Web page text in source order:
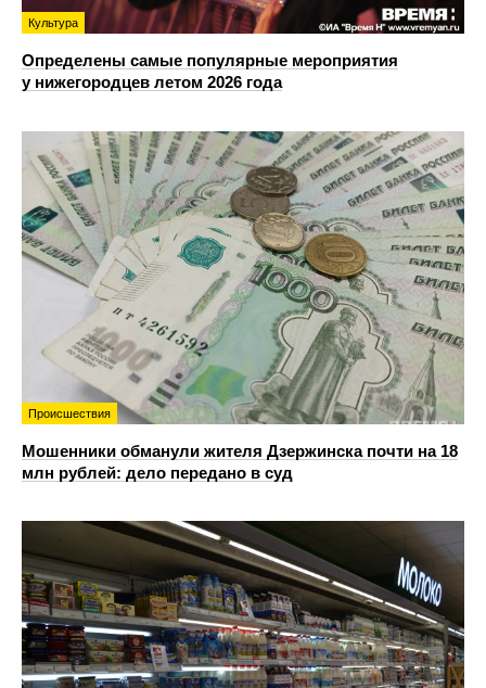
Культура
Определены самые популярные мероприятия
у нижегородцев летом 2026 года
Происшествия
Мошенники обманули жителя Дзержинска почти на 18
млн рублей: дело передано в суд